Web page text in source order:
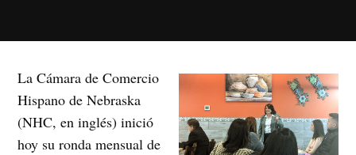
La Cámara de Comercio
Hispano de Nebraska
(NHC, en inglés) inició
hoy su ronda mensual de